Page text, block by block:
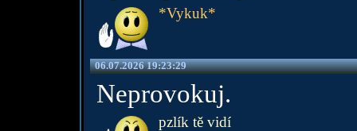
*Vykuk*
06.07.2026 19:23:29
Neprovokuj.
pzlík tě vidí